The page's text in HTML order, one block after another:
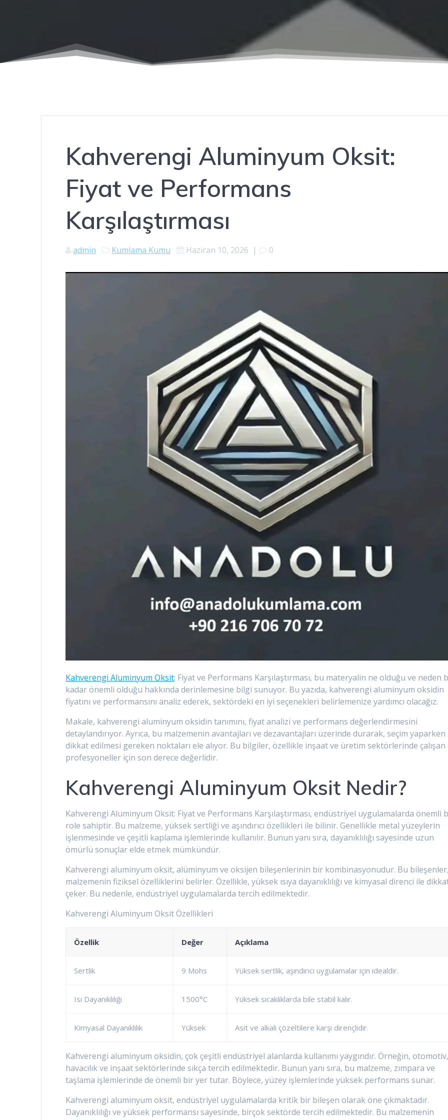
Kahverengi Aluminyum Oksit:
Fiyat ve Performans
Karşılaştırması
admin Kumlama Kumu Haziran 10, 2026 | 0
Kahverengi Aluminyum Oksit: Fiyat ve Performans Karşılaştırması, bu materyalin ne olduğu ve neden
kadar önemli olduğu hakkında derinlemesine bilgi sunuyor. Bu yazıda, kahverengi aluminyum oksidin
fiyatını ve performansını analiz ederek, sektördeki en iyi seçenekleri belirlemenize yardımcı olacağız.
Makale, kahverengi aluminyum oksidin tanımını, fiyat analizi ve performans değerlendirmesini
detaylandırıyor. Ayrıca, bu malzemenin avantajları ve dezavantajları üzerinde durarak, seçim yaparken
dikkat edilmesi gereken noktaları ele alıyor. Bu bilgiler, özellikle inşaat ve üretim sektörlerinde çalışan
profesyoneller için son derece değerlidir.
Kahverengi Aluminyum Oksit Nedir?
Kahverengi Aluminyum Oksit: Fiyat ve Performans Karşılaştırması, endüstriyel uygulamalarda önemli
role sahiptir. Bu malzeme, yüksek sertliği ve aşındırıcı özellikleri ile bilinir. Genellikle metal yüzeylerin
işlenmesinde ve çeşitli kaplama işlemlerinde kullanılır. Bunun yanı sıra, dayanıklılığı sayesinde uzun
ömürlü sonuçlar elde etmek mümkündür.
Kahverengi aluminyum oksit, alüminyum ve oksijen bileşenlerinin bir kombinasyonudur. Bu bileşenler,
malzemenin fiziksel özelliklerini belirler. Özellikle, yüksek ısıya dayanıklılığı ve kimyasal direnci ile
çeker. Bu nedenle, endüstriyel uygulamalarda tercih edilmektedir.
Kahverengi Aluminyum Oksit Özellikleri
Özellik Değer Açıklama
Sertlik 9 Mohs Yüksek sertlik, aşındırıcı uygulamalar için idealdir.
Isı Dayanıklılığı 1500°C Yüksek sıcaklıklarda bile stabil kalır.
Kimyasal Dayanıklılık Yüksek Asit ve alkali çözeltilere karşı dirençlidir.
Kahverengi aluminyum oksidin, çok çeşitli endüstriyel alanlarda kullanımı yaygındır. Örneğin, otomotiv,
havacılık ve inşaat sektörlerinde sıkça tercih edilmektedir. Bunun yanı sıra, bu malzeme, zımpara ve
taşlama işlemlerinde de önemli bir yer tutar. Böylece, yüzey işlemlerinde yüksek performans sunar.
Kahverengi aluminyum oksit, endüstriyel uygulamalarda kritik bir bileşen olarak öne çıkmaktadır.
Dayanıklılığı ve yüksek performansı sayesinde, birçok sektörde tercih edilmektedir. Bu malzemenin